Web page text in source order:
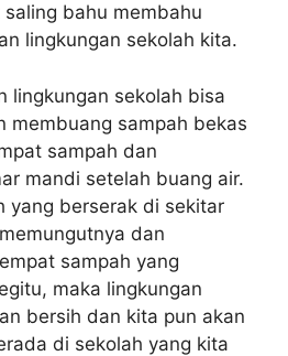
bahu membahu
lingkungan sekolah kita.
lingkungan sekolah bisa
membuang sampah bekas
sampah dan
mandi setelah buang air.
yang berserak di sekitar
dan
sampah yang
maka lingkungan
bersih dan kita pun akan
di sekolah yang kita